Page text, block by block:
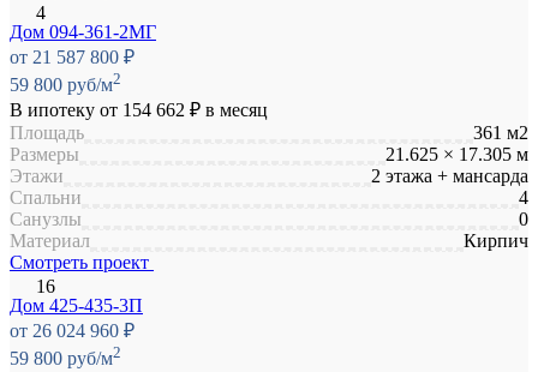
Дом 094-361-2МГ
от 21 587 800 ₽
59 800 руб/м2
В ипотеку от 154 662 ₽ в месяц
Площадь
361 м2
Размеры
21.625 × 17.305 м
Этажи
2 этажа + мансарда
Спальни
4
Санузлы
0
Материал
Кирпич
Смотреть проект
Дом 425-435-3П
от 26 024 960 ₽
59 800 руб/м2